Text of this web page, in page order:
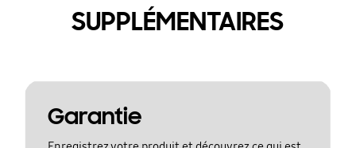
SUPPLÉMENTAIRES
Garantie